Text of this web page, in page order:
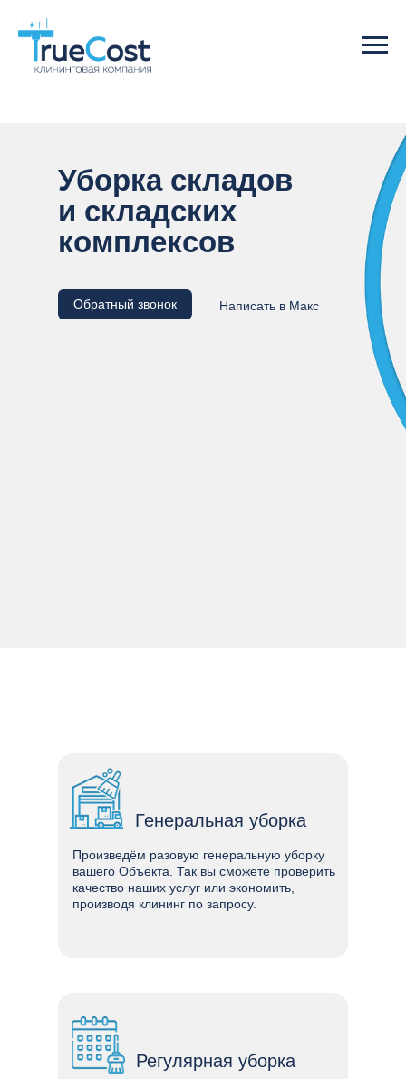
Уборка складов
и складских
комплексов
Написать в Макс
Обратный звонок
Регулярная уборка
Генеральная уборка
Произведём разовую генеральную уборку
вашего Объекта. Так вы сможете проверить
качество наших услуг или экономить,
производя клининг по запросу.